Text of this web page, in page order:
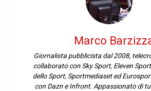
Marco
Giornalista pubblicista dal 2008,
collaborato con Sky Sport, Eleven
dello Sport, Sportmediaset ed
con Dazn e Infront. Appassionato di